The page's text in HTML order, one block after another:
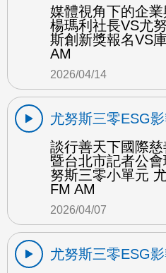
媒體視角下的企
楊瑪利社長VS尤
斯創新獎報名VS
AM
2026/04/14
尤努斯三零ESG
談行善天下國際
暨台北市記者公
努斯三零小單元
FM AM
2026/04/07
尤努斯三零ESG